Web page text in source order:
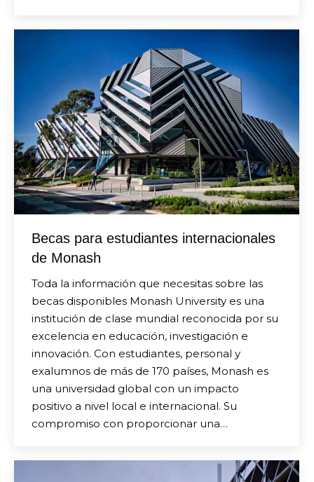
Becas para estudiantes internacionales
de Monash
Toda la información que necesitas sobre las
becas disponibles Monash University es una
institución de clase mundial reconocida por su
excelencia en educación, investigación e
innovación. Con estudiantes, personal y
exalumnos de más de 170 países, Monash es
una universidad global con un impacto
positivo a nivel local e internacional. Su
compromiso con proporcionar una…